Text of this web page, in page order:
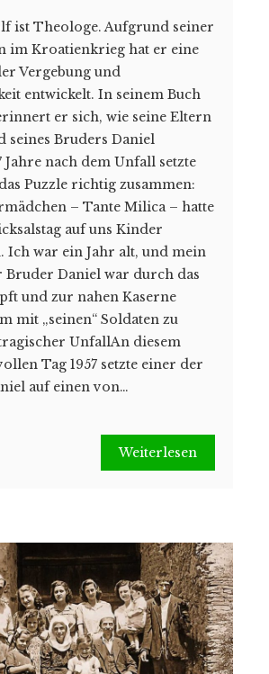
ist Theologe. Aufgrund seiner
im Kroatienkrieg hat er eine
Vergebung und
entwickelt. In seinem Buch
er sich, wie seine Eltern
seines Bruders Daniel
Jahre nach dem Unfall setzte
Puzzle richtig zusammen:
– Tante Milica – hatte
auf uns Kinder
Ich war ein Jahr alt, und mein
Daniel war durch das
und zur nahen Kaserne
mit „seinen“ Soldaten zu
UnfallAn diesem
Tag 1957 setzte einer der
auf einen von…
Weiterlesen